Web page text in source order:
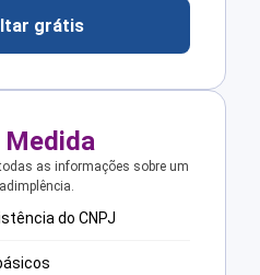
grátis
Medida
as informações sobre um
do CNPJ